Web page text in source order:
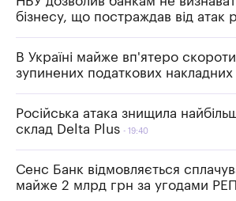
бізнесу, що постраждав від атак
В Україні майже вп'ятеро
зупинених податкових накладних
Російська атака знищила
склад Delta Plus
19:40
Сенс Банк відмовляється
майже 2 млрд грн за угодами